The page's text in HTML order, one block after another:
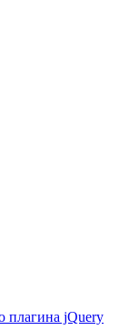
плагина jQuery